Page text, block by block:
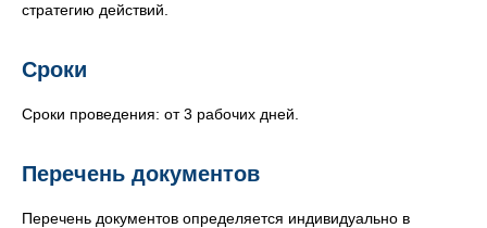
стратегию действий.
Сроки
Сроки проведения: от 3 рабочих дней.
Перечень документов
Перечень документов определяется индивидуально в